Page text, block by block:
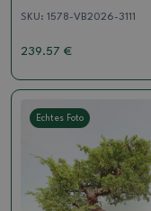
SKU: 1578-VB2026-3111
239.57 €
Echtes Foto